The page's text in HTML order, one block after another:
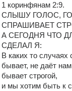
1 коринфянам 2:9.
СЛЫШУ ГОЛОС,
СПРАШИВАЕТ
А СЕГОДНЯ ЧТО
СДЕЛАЛ Я:
В каких то случаях
бывает, не даёт
бывает строгой,
и мы хотим быть к